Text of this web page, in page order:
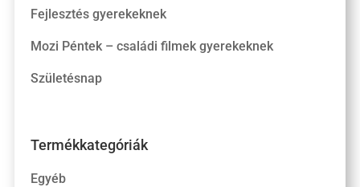
Fejlesztés gyerekeknek
Mozi Péntek – családi filmek gyerekeknek
Születésnap
Termékkategóriák
Egyéb